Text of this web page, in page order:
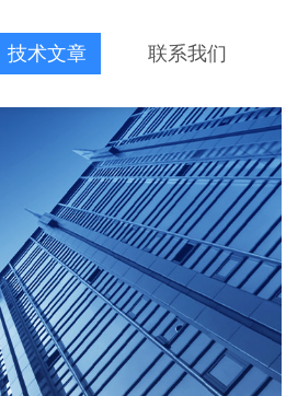
技术文章 联系我们